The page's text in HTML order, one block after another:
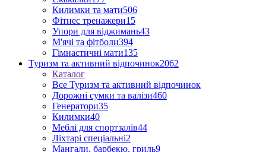
Килимки та мати506
Фітнес тренажери15
Упори для віджимань43
М'ячі та фітболи394
Гімнастичні мати135
Туризм та активний відпочинок2062
Каталог
Все Туризм та активний відпочинок
Дорожні сумки та валізи460
Генератори35
Килимки40
Меблі для спортзалів44
Ліхтарі спеціальні2
Мангали, барбекю, гриль9